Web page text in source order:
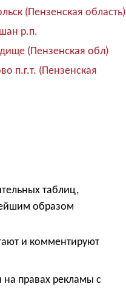
(Пензенская область)
р.п.
(Пензенская обл)
п.г.т. (Пензенская
таблиц,
образом
и комментируют
правах рекламы с